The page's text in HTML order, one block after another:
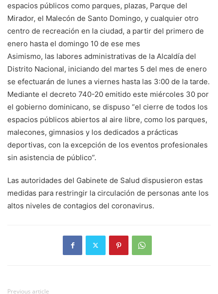
espacios públicos como parques, plazas, Parque del
Mirador, el Malecón de Santo Domingo, y cualquier otro
centro de recreación en la ciudad, a partir del primero de
enero hasta el domingo 10 de ese mes
Asimismo, las labores administrativas de la Alcaldía del
Distrito Nacional, iniciando del martes 5 del mes de enero
se efectuarán de lunes a viernes hasta las 3:00 de la tarde.
Mediante el decreto 740-20 emitido este miércoles 30 por
el gobierno dominicano, se dispuso “el cierre de todos los
espacios públicos abiertos al aire libre, como los parques,
malecones, gimnasios y los dedicados a prácticas
deportivas, con la excepción de los eventos profesionales
sin asistencia de público”.
Las autoridades del Gabinete de Salud dispusieron estas
medidas para restringir la circulación de personas ante los
altos niveles de contagios del coronavirus.
Previous article